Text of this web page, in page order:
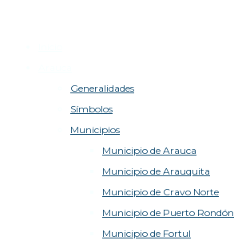
Generalidades
Símbolos
Municipios
Municipio de Arauca
Municipio de Arauquita
Municipio de Cravo Norte
Municipio de Puerto Rondón
Municipio de Fortul